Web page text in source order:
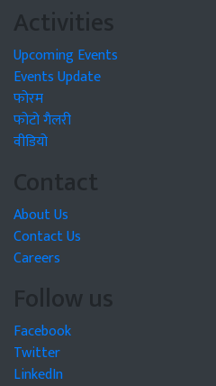
Activities
Upcoming Events
Events Update
फोरम
फोटो गैलरी
वीडियो
Contact
About Us
Contact Us
Careers
Follow us
Facebook
Twitter
LinkedIn